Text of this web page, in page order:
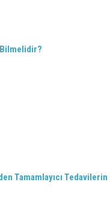
Bilmelidir?
Tamamlayıcı